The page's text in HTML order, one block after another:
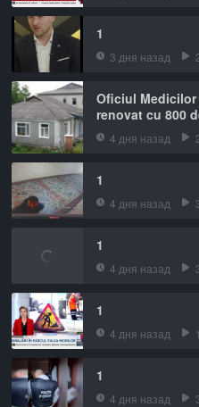
1
3 дня назад
Oficiul
renovat cu 800
4 дня назад
1
4 дня назад
1
4 дня назад
1
4 дня назад
1
4 дня назад